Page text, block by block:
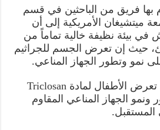
فريق من الباحثين في قسم
ميتشيغان الأمريكية إلى أن
في بيئة نظيفة خالية تماماً من
حيث إن تعرض الجسم للجراثيم
نمو وتطور الجهاز المناعي.
وتزيد الدراسة إلى أن تعرض الأطفال لمادة Triclosan
الجهاز المناعي المقاوم
المستقبل.